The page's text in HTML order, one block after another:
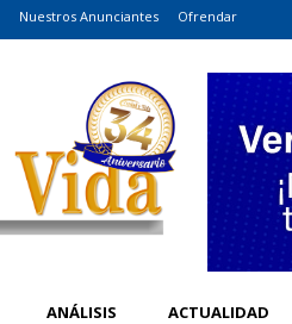
Nuestros Anunciantes Ofrendar
ANÁLISIS ACTUALIDAD